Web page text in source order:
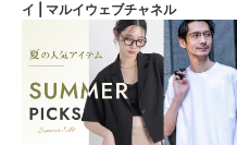
イ | マルイウェブチャネル